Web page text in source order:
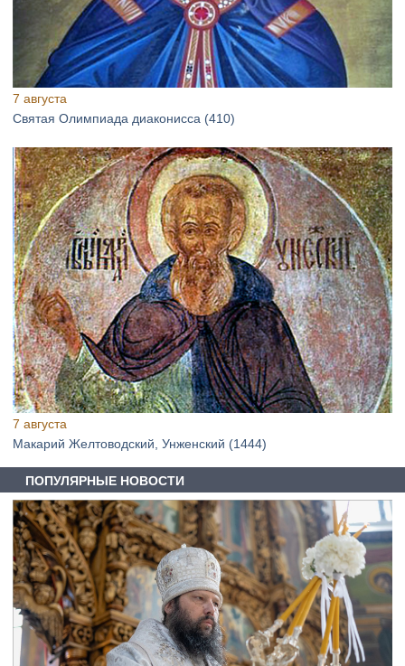
7 августа
Святая Олимпиада диаконисса (410)
7 августа
Макарий Желтоводский, Унженский (1444)
ПОПУЛЯРНЫЕ НОВОСТИ